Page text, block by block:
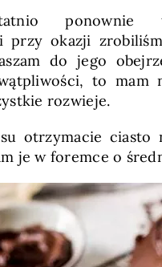
przy okazji
do jego
to mam
rozwieje.
otrzymacie ciasto
je w foremce o